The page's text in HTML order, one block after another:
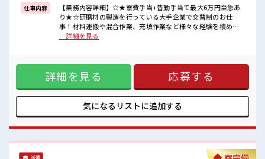
一人で悩まず気軽に相談できる、
派遣のお仕事です！
■職場の雰囲気
持ち物が多いあなたにもぴったり☆
ロッカー付き職場♪
ホドよく残業があるのでホドよく働きたい方にオススメ！
仕事内容
【業務内容詳細】☆★寮費手当+皆勤手当て最大6万円至急あ
り★☆研磨材の製造を行っている大手企業で交替制のお仕
事！材料運搬や混合作業、充填作業など様々な経験を積めま
す！【取扱製品情報】研磨材 ※寮アリのお仕事！一人暮らし
いう方にもオススメ！ 寮付きのお仕事なのでそんな心配はほ
ぼナシ！ ≪適度な残業でお給料UP≫ 残業は月20時間未満
で、 ほどよく稼げます♪ ≪週休2日制≫ 週末は家族や友人と
一緒にプライベート満喫！ ≪ラクラク制服アリ≫ 制服がある
ので、 毎日の服装の悩み解消♪ ≪様々なお仕事をご提案≫ 一
人で悩まず気軽に相談できる、 派遣のお仕事です！ ■職場の
う！ 持ち物が多いあなたにもぴったり☆ ロッカー付き職場♪
ホドよく残業があるのでホドよく働きたい方にオススメ！
…詳細を見る
詳細を見る 応募する
気になるリストに追加する
派遣